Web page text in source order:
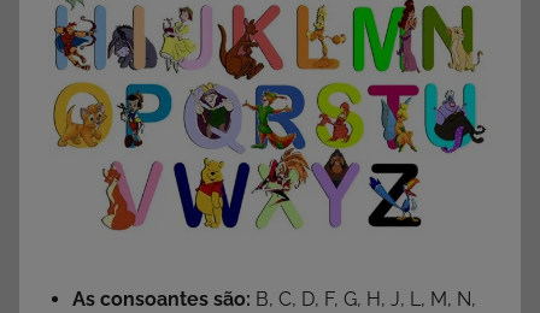
As consoantes são: B, C, D, F, G, H, J, L, M, N,